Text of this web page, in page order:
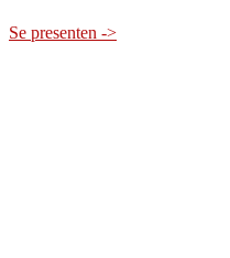
Se presenten ->